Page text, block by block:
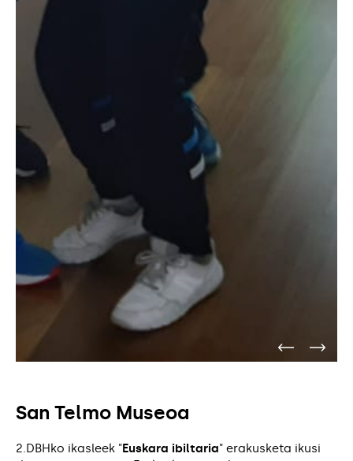
San Telmo Museoa
2.DBHko ikasleek "Euskara ibiltaria" erakusketa ikusi